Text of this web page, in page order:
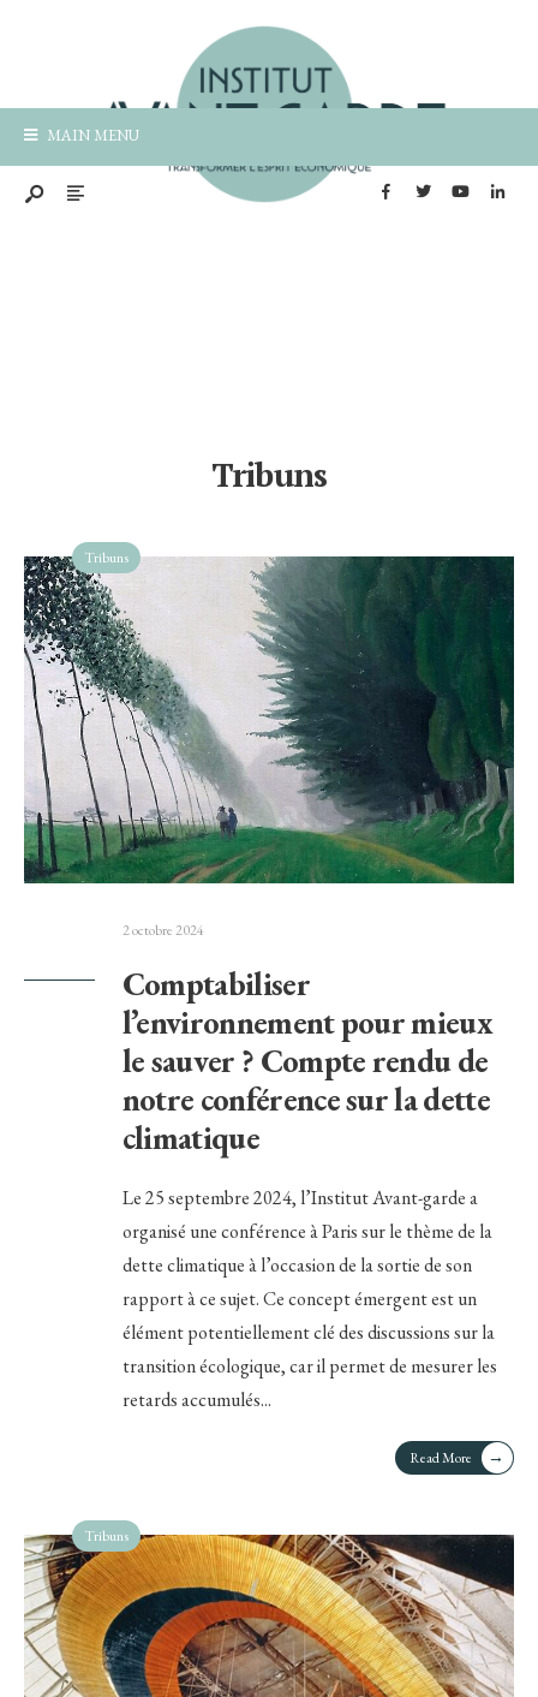
MAIN MENU
Tribuns
Tribuns
2 octobre 2024
Comptabiliser
l’environnement pour mieux
le sauver ? Compte rendu de
notre conférence sur la dette
climatique
Le 25 septembre 2024, l’Institut Avant-garde a
organisé une conférence à Paris sur le thème de la
dette climatique à l’occasion de la sortie de son
rapport à ce sujet. Ce concept émergent est un
élément potentiellement clé des discussions sur la
transition écologique, car il permet de mesurer les
retards accumulés...
Read More →
Tribuns